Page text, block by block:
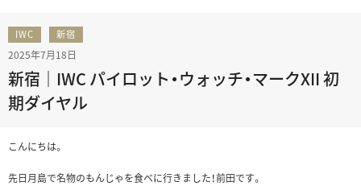
IWC 新宿
2025年7月18日
新宿｜IWC パイロット・ウォッチ・マークXII 初
期ダイヤル
こんにちは。
先日月島で名物のもんじゃを食べに行きました！前田です。